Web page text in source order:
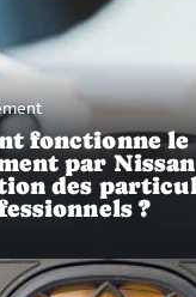
fonctionne le
par
des
?